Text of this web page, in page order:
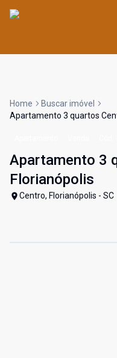
Home
Buscar imóvel
Apartamento 3 quartos
Apartamento 3
Florianópolis
Centro, Florianópolis - SC